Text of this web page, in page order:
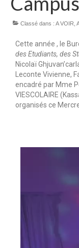
VAE
Vie scolaire
Charte de
Classé dans : A VOIR
Cette année , le
des Etudiants, des
Nicolaï
Leconte Vivienne,
encadré par Mme
VIESCOLAIRE
organisés ce